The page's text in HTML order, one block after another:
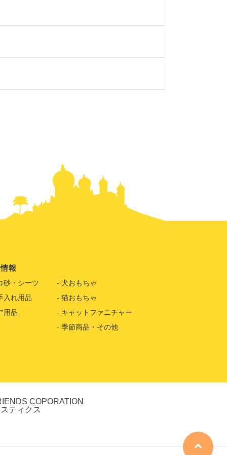
報
砂・シーツ
入れ用品
用品
犬おもちゃ
猫おもちゃ
キャットファニチャー
季節商品・その他